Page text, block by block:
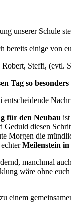
unserer Schule
bereits einige von
Steffi, (evtl.
Tag so
für den Neubau
Geduld diesen
Morgen die
Meilenstein in
manchmal
wäre ohne
einem